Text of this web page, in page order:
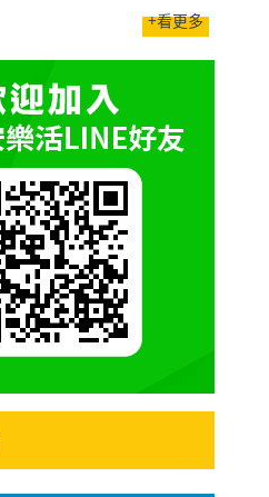
+看更多